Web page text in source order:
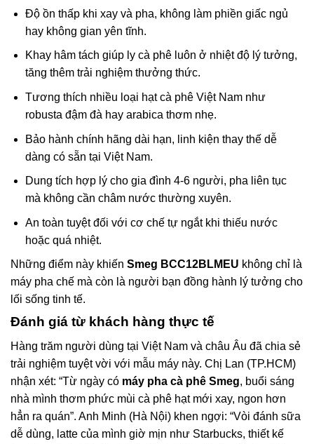
Độ ồn thấp khi xay và pha, không làm phiền giấc ngủ
hay không gian yên tĩnh.
Khay hâm tách giúp ly cà phê luôn ở nhiệt độ lý tưởng,
tăng thêm trải nghiệm thưởng thức.
Tương thích nhiều loại hạt cà phê Việt Nam như
robusta đậm đà hay arabica thơm nhẹ.
Bảo hành chính hãng dài hạn, linh kiện thay thế dễ
dàng có sẵn tại Việt Nam.
Dung tích hợp lý cho gia đình 4-6 người, pha liên tục
mà không cần châm nước thường xuyên.
An toàn tuyệt đối với cơ chế tự ngắt khi thiếu nước
hoặc quá nhiệt.
Những điểm này khiến Smeg BCC12BLMEU không chỉ là
máy pha chế mà còn là người bạn đồng hành lý tưởng cho
lối sống tinh tế.
Đánh giá từ khách hàng thực tế
Hàng trăm người dùng tại Việt Nam và châu Âu đã chia sẻ
trải nghiệm tuyệt vời với mẫu máy này. Chị Lan (TP.HCM)
nhận xét: “Từ ngày có máy pha cà phê Smeg, buổi sáng
nhà mình thơm phức mùi cà phê hạt mới xay, ngon hơn
hẳn ra quán”. Anh Minh (Hà Nội) khen ngợi: “Vòi đánh sữa
dễ dùng, latte của mình giờ mịn như Starbucks, thiết kế